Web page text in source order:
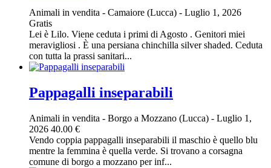
Animali in vendita - Camaiore (Lucca) - Luglio 1, 2026
Gratis
Lei è Lilo. Viene ceduta i primi di Agosto . Genitori miei
meravigliosi . È una persiana chinchilla silver shaded. Ceduta
con tutta la prassi sanitari...
Pappagalli inseparabili
Animali in vendita - Borgo a Mozzano (Lucca) - Luglio 1,
2026 40.00 €
Vendo coppia pappagalli inseparabili il maschio è quello blu
mentre la femmina è quella verde. Si trovano a corsagna
comune di borgo a mozzano per inf...